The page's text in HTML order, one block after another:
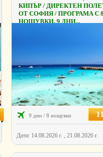
КИПЪР / ДИРЕКТЕН
ОТ СОФИЯ / ПРОГРАМА С
НОЩУВКИ, 9 ДНИ...
9 дни / 8 нощувки
Дати: 14.08.2026 г. , 21.08.2026 г.